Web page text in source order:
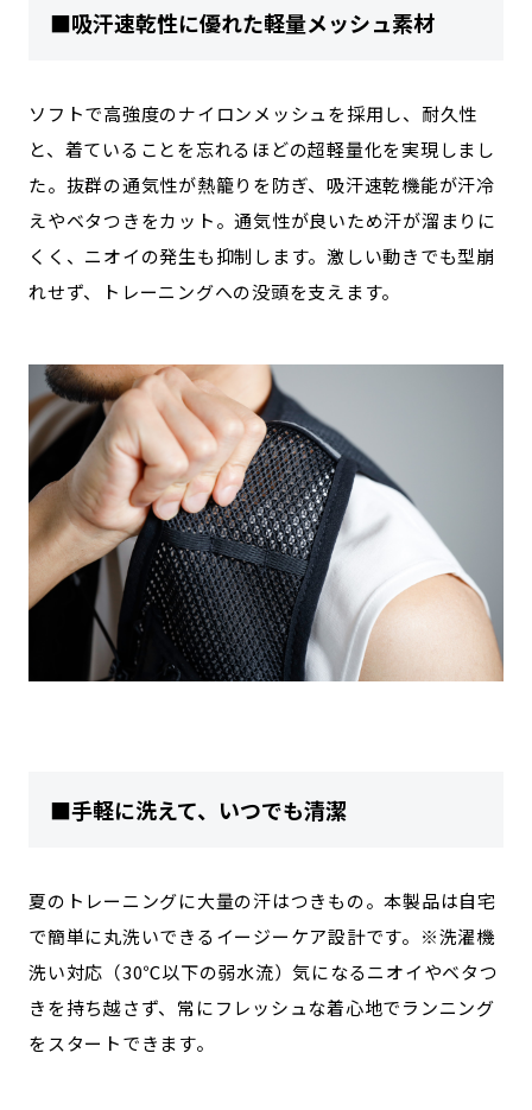
■吸汗速乾性に優れた軽量メッシュ素材
ソフトで高強度のナイロンメッシュを採用し、耐久性
と、着ていることを忘れるほどの超軽量化を実現しまし
た。抜群の通気性が熱籠りを防ぎ、吸汗速乾機能が汗冷
えやベタつきをカット。通気性が良いため汗が溜まりに
くく、ニオイの発生も抑制します。激しい動きでも型崩
れせず、トレーニングへの没頭を支えます。
■手軽に洗えて、いつでも清潔
夏のトレーニングに大量の汗はつきもの。本製品は自宅
で簡単に丸洗いできるイージーケア設計です。※洗濯機
洗い対応（30℃以下の弱水流）気になるニオイやベタつ
きを持ち越さず、常にフレッシュな着心地でランニング
をスタートできます。